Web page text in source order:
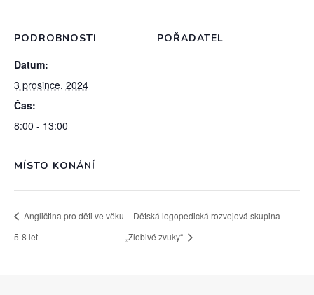
PODROBNOSTI
Datum:
3 prosince, 2024
Čas:
8:00 - 13:00
POŘADATEL
MÍSTO KONÁNÍ
Angličtina pro děti ve věku
5-8 let
Dětská logopedická rozvojová skupina
„Zlobivé zvuky“